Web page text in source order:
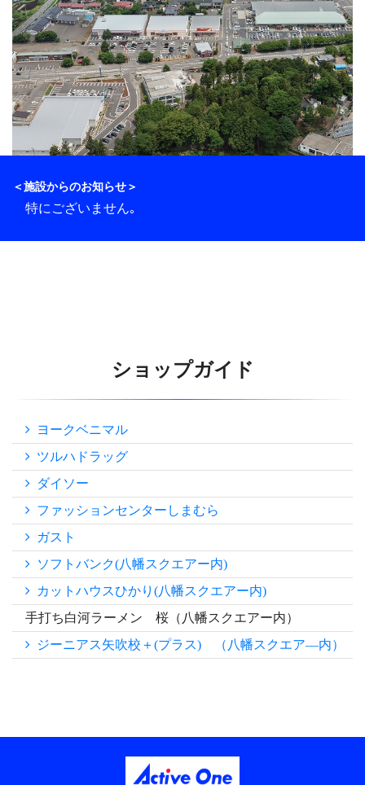
＜施設からのお知らせ＞
特にございません｡
ショップガイド
ヨークベニマル
ツルハドラッグ
ダイソー
ファッションセンターしまむら
ガスト
ソフトバンク(八幡スクエアー内)
カットハウスひかり(八幡スクエアー内)
手打ち白河ラーメン 桜（八幡スクエアー内）
ジーニアス矢吹校＋(プラス) （八幡スクエア―内）